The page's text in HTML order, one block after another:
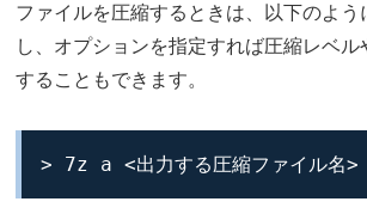
ファイルを圧縮するときは、以下のよう
し、オプションを指定すれば圧縮レベル
することもできます。
> 7z a <出力する圧縮ファイル名>